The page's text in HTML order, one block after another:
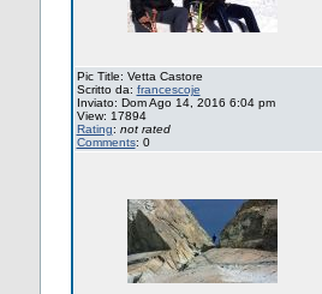
Pic Title: Vetta Castore
Scritto da: francescoje
Inviato: Dom Ago 14, 2016 6:04 pm
View: 17894
Rating: not rated
Comments: 0